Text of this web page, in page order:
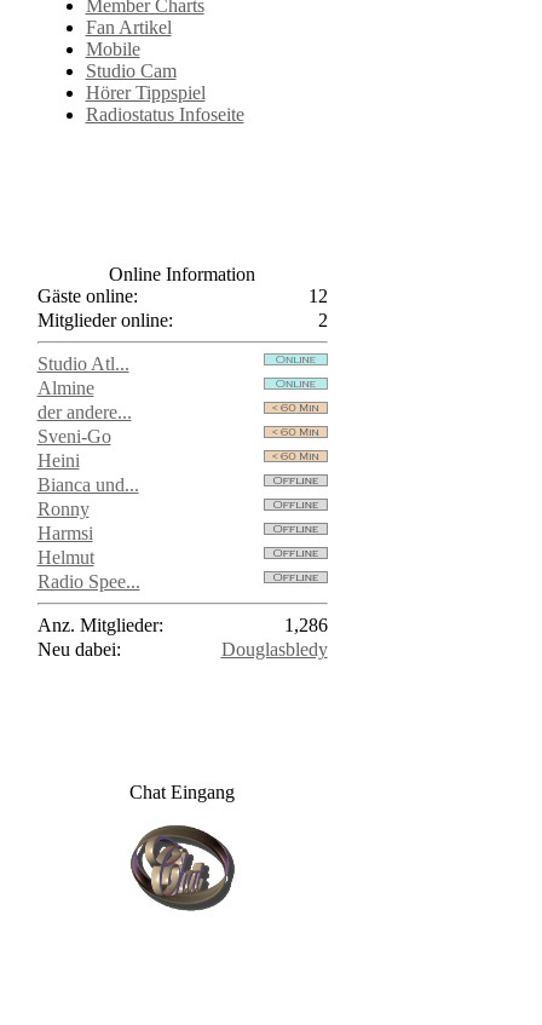
Member Charts
Fan Artikel
Mobile
Studio Cam
Hörer Tippspiel
Radiostatus Infoseite
Online Information
Gäste online:
12
Mitglieder online:
2
Studio Atl...
Almine
der andere...
Sveni-Go
Heini
Bianca und...
Ronny
Harmsi
Helmut
Radio Spee...
Anz. Mitglieder:
1,286
Neu dabei:
Douglasbledy
Chat Eingang